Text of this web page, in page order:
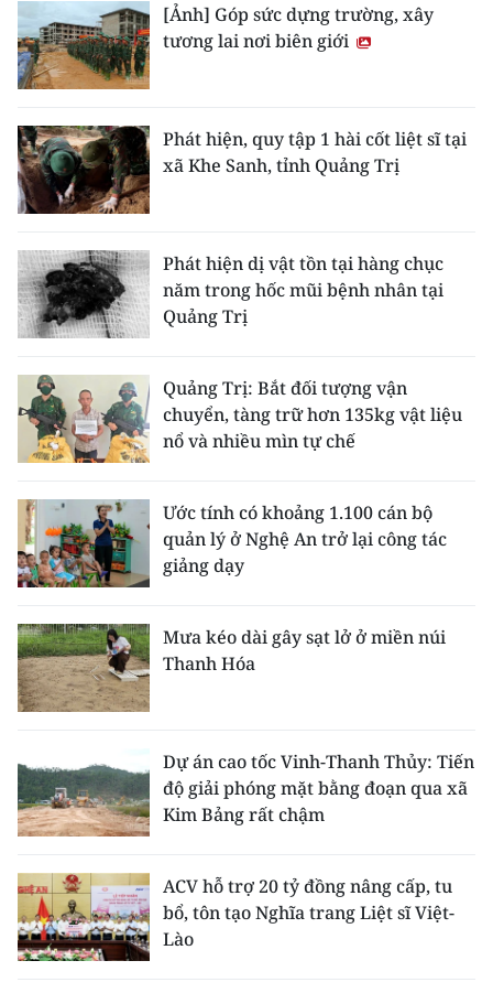
[Ảnh] Góp sức dựng trường, xây
tương lai nơi biên giới
Phát hiện, quy tập 1 hài cốt liệt sĩ tại
xã Khe Sanh, tỉnh Quảng Trị
Phát hiện dị vật tồn tại hàng chục
năm trong hốc mũi bệnh nhân tại
Quảng Trị
Quảng Trị: Bắt đối tượng vận
chuyển, tàng trữ hơn 135kg vật liệu
nổ và nhiều mìn tự chế
Ước tính có khoảng 1.100 cán bộ
quản lý ở Nghệ An trở lại công tác
giảng dạy
Mưa kéo dài gây sạt lở ở miền núi
Thanh Hóa
Dự án cao tốc Vinh-Thanh Thủy: Tiến
độ giải phóng mặt bằng đoạn qua xã
Kim Bảng rất chậm
ACV hỗ trợ 20 tỷ đồng nâng cấp, tu
bổ, tôn tạo Nghĩa trang Liệt sĩ Việt-
Lào